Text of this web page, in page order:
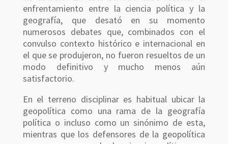
enfrentamiento entre la ciencia política y la
geografía, que desató en su momento
numerosos debates que, combinados con el
convulso contexto histórico e internacional en
el que se produjeron, no fueron resueltos de un
modo definitivo y mucho menos aún
satisfactorio.
En el terreno disciplinar es habitual ubicar la
geopolítica como una rama de la geografía
política o incluso como un sinónimo de esta,
mientras que los defensores de la geopolítica